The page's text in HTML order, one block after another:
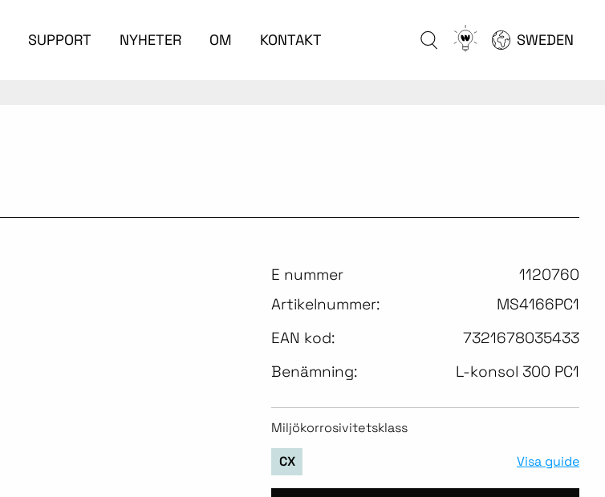
SUPPORT NYHETER OM KONTAKT
Go
to
SWEDEN
E nummer
1120760
Artikelnummer:
MS4166PC1
EAN kod:
7321678035433
Benämning:
L-konsol 300 PC1
Miljökorrosivitetsklass
CX Visa guide